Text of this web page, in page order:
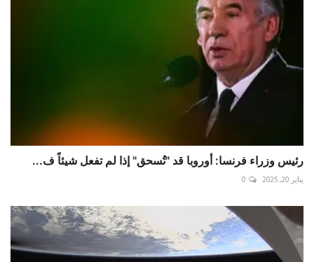
رئيس وزراء فرنسا: أوروبا قد "تُسحق" إذا لم تفعل شيئاً ف...
يناير 20, 2025 0